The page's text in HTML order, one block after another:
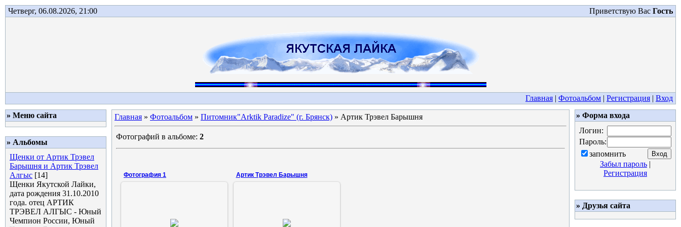
Четверг, 06.08.2026, 21:00 Приветствую Вас Гость
Главная | Фотоальбом | Регистрация | Вход
» Меню сайта
» Альбомы
Щенки от Артик Трэвел
Барышня и Артик Трэвел
Алгыс [14]
Щенки Якутской Лайки,
дата рождения 31.10.2010
года. отец АРТИК
ТРЭВЕЛ АЛГЫС - Юный
Чемпион России, Юный
Главная » Фотоальбом » Питомник"Arktik Paradize" (г. Брянск) » Артик Трэвел Барышня
Фотографий в альбоме: 2
Фотография 1 Артик Трэвел Барышня
» Форма входа
Логин:
Пароль:
запомнить
Забыл пароль |
Регистрация
» Друзья сайта